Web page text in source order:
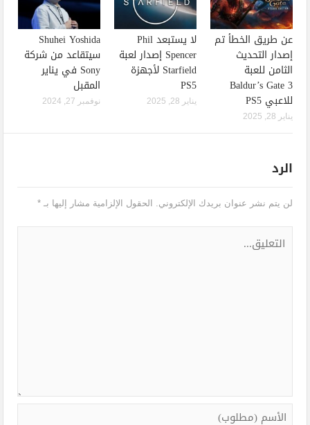
عن طريق الخطأ تم
إصدار التحديث
الثامن للعبة
Baldur’s Gate 3
للاعبي PS5
يناير 28, 2025
لا يستبعد Phil
Spencer إصدار لعبة
Starfield لأجهزة
PS5
يناير 28, 2025
Shuhei Yoshida
سيتقاعد من شركة
Sony في يناير
المقبل
نوفمبر 27, 2024
الرد
لن يتم نشر عنوان بريدك الإلكتروني. الحقول الإلزامية مشار إليها بـ*